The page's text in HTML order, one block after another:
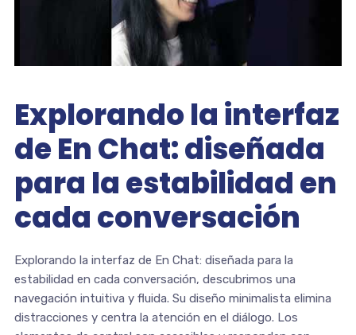
Explorando la interfaz
de En Chat: diseñada
para la estabilidad en
cada conversación
Explorando la interfaz de En Chat: diseñada para la
estabilidad en cada conversación, descubrimos una
navegación intuitiva y fluida. Su diseño minimalista elimina
distracciones y centra la atención en el diálogo. Los